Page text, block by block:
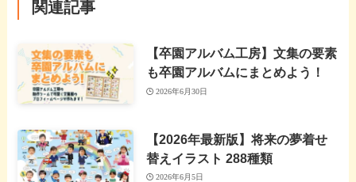
関連記事
【卒園アルバム工房】文集の要素
も卒園アルバムにまとめよう！
2026年6月30日
【2026年最新版】将来の夢着せ
替えイラスト 288種類
2026年6月5日